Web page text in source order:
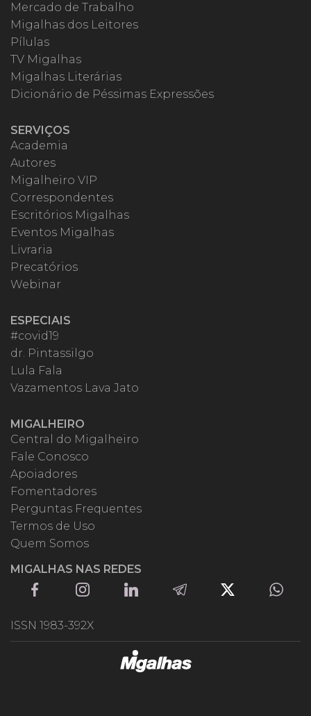
Mercado de Trabalho
Migalhas dos Leitores
Pílulas
TV Migalhas
Migalhas Literárias
Dicionário de Péssimas Expressões
SERVIÇOS
Academia
Autores
Migalheiro VIP
Correspondentes
Escritórios Migalhas
Eventos Migalhas
Livraria
Precatórios
Webinar
ESPECIAIS
#covid19
dr. Pintassilgo
Lula Fala
Vazamentos Lava Jato
MIGALHEIRO
Central do Migalheiro
Fale Conosco
Apoiadores
Fomentadores
Perguntas Frequentes
Termos de Uso
Quem Somos
MIGALHAS NAS REDES
ISSN 1983-392X